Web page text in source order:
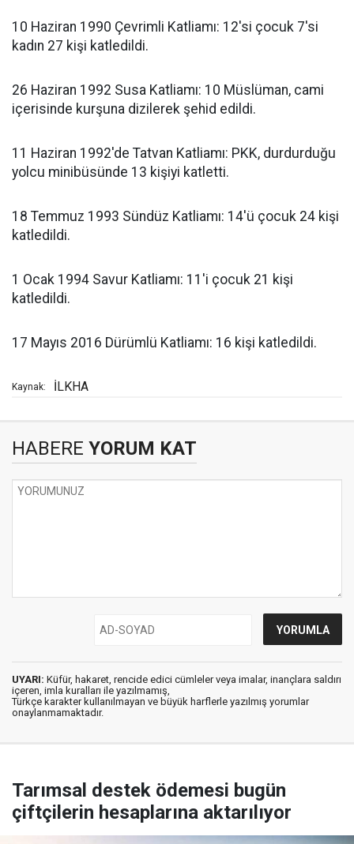
10 Haziran 1990 Çevrimli Katliamı: 12'si çocuk 7'si
kadın 27 kişi katledildi.
26 Haziran 1992 Susa Katliamı: 10 Müslüman, cami
içerisinde kurşuna dizilerek şehid edildi.
11 Haziran 1992'de Tatvan Katliamı: PKK, durdurduğu
yolcu minibüsünde 13 kişiyi katletti.
18 Temmuz 1993 Sündüz Katliamı: 14'ü çocuk 24 kişi
katledildi.
1 Ocak 1994 Savur Katliamı: 11'i çocuk 21 kişi
katledildi.
17 Mayıs 2016 Dürümlü Katliamı: 16 kişi katledildi.
Kaynak: İLKHA
HABERE YORUM KAT
UYARI: Küfür, hakaret, rencide edici cümleler veya imalar, inançlara saldırı
içeren, imla kuralları ile yazılmamış,
Türkçe karakter kullanılmayan ve büyük harflerle yazılmış yorumlar
onaylanmamaktadır.
Tarımsal destek ödemesi bugün
çiftçilerin hesaplarına aktarılıyor